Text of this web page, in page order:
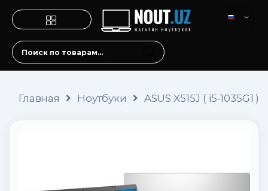
Главная Ноутбуки ASUS X515J ( i5-1035G1 )